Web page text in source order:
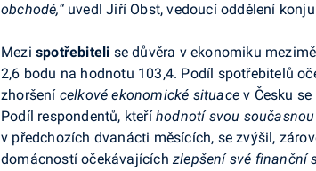
obchodě,“ uvedl Jiří Obst, vedoucí oddělení
Mezi spotřebiteli se důvěra v ekonomiku
2,6 bodu na hodnotu 103,4. Podíl spotřebitelů
zhoršení celkové ekonomické situace v Česku
Podíl respondentů, kteříhodnotí svou
v předchozích dvanácti měsících, se zvýšil,
domácností očekávajících zlepšení své finanční